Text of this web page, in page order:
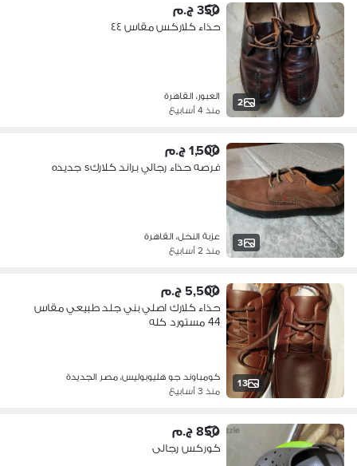
2
350 ج.م
حذاء كلاركس مقاس ٤٤
العبور، القاهرة
منذ 4 أسابيع
3
1,500 ج.م
فرصه حذاء رجالي براند كلاركs جديده
عزبة النخل، القاهرة
منذ 2 أسابيع
13
5,500 ج.م
حذاء كلارك اصلي بني جلد طبيعي مقاس
44 مستورد كله
كومباوند جو هليوبوليس، مصر الجديدة
منذ 3 أسابيع
850 ج.م
كوركس رجالى